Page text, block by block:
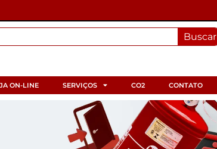
Buscar
ON-LINE SERVIÇOS CO2 CONTATO